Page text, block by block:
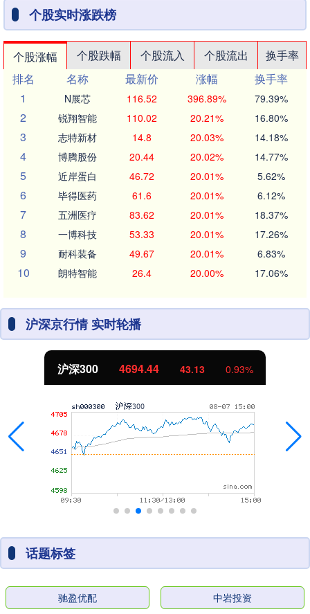
个股实时涨跌榜
个股涨幅 个股跌幅 个股流入 个股流出
换手率
排名
名称 最新价 涨幅
换手率
1
N展芯 116.52 396.89% 79.39%
2 锐翔智能 110.02 20.21% 16.80%
3 志特新材 14.8 20.03% 14.18%
4 博腾股份 20.44 20.02% 14.77%
5 近岸蛋白 46.72 20.01% 5.62%
6 毕得医药 61.6 20.01% 6.12%
7 五洲医疗 83.62 20.01% 18.37%
8 一博科技 53.33 20.01% 17.26%
9 耐科装备 49.67 20.01% 6.83%
10 朗特智能 26.4 20.00% 17.06%
沪深京行情 实时轮播
沪深300 4694.44 43.13 0.93%
话题标签
驰盈优配 中岩投资